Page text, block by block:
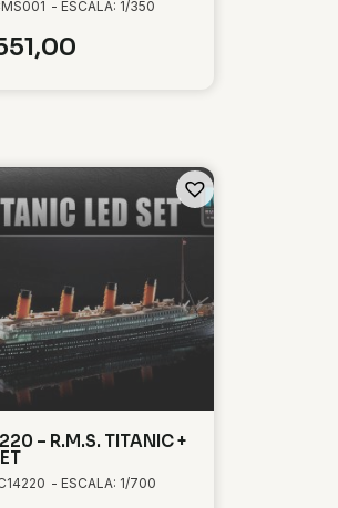
- ESCALA: 1/350
– R.M.S. TITANIC +
- ESCALA: 1/700